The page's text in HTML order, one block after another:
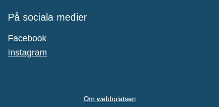
På sociala medier
Facebook
Instagram
Om webbplatsen